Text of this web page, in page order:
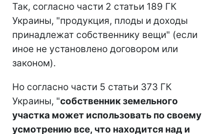
Так, согласно части 2 статьи 189 ГК
Украины, "продукция, плоды и доходы
принадлежат собственнику вещи" (если
иное не установлено договором или
законом).
Но согласно части 5 статьи 373 ГК
Украины, "собственник земельного
участка может использовать по своему
усмотрению все, что находится над и